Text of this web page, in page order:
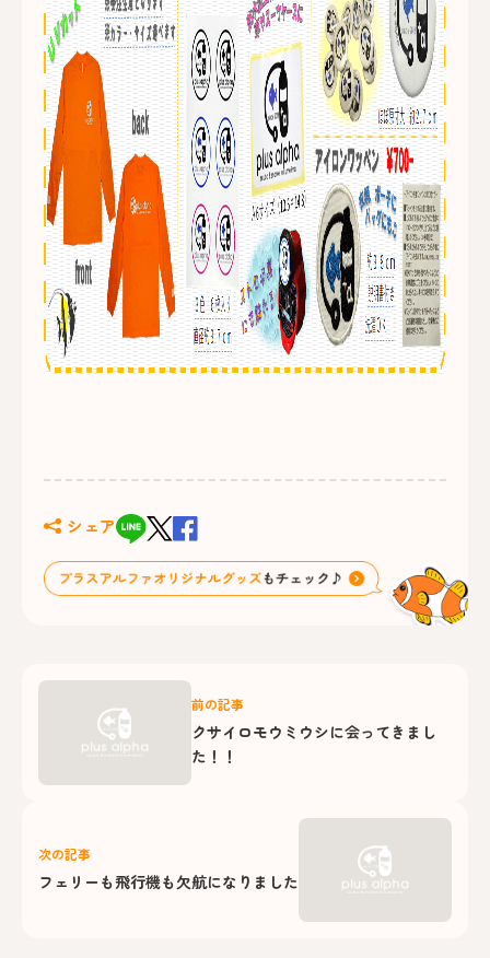
シェア
前の記事
クサイロモウミウシに会ってきまし
た！！
次の記事
フェリーも飛行機も欠航になりました